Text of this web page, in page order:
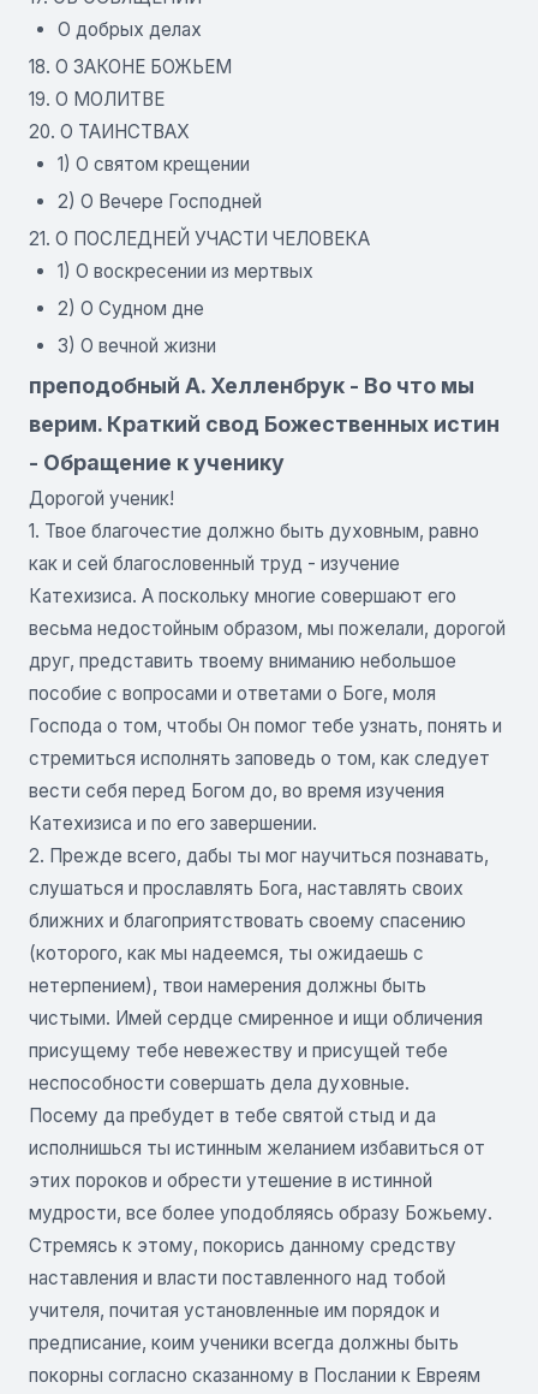
О добрых делах
18. О ЗАКОНЕ БОЖЬЕМ
19. О МОЛИТВЕ
20. О ТАИНСТВАХ
1) О святом крещении
2) О Вечере Господней
21. О ПОСЛЕДНЕЙ УЧАСТИ ЧЕЛОВЕКА
1) О воскресении из мертвых
2) О Судном дне
3) О вечной жизни
преподобный А. Хелленбрук - Во что мы
верим. Краткий свод Божественных истин
- Обращение к ученику
Дорогой ученик!
1. Твое благочестие должно быть духовным, равно
как и сей благословенный труд - изучение
Катехизиса. А поскольку многие совершают его
весьма недостойным образом, мы пожелали, дорогой
друг, представить твоему вниманию небольшое
пособие с вопросами и ответами о Боге, моля
Господа о том, чтобы Он помог тебе узнать, понять и
стремиться исполнять заповедь о том, как следует
вести себя перед Богом до, во время изучения
Катехизиса и по его завершении.
2. Прежде всего, дабы ты мог научиться познавать,
слушаться и прославлять Бога, наставлять своих
ближних и благоприятствовать своему спасению
(которого, как мы надеемся, ты ожидаешь с
нетерпением), твои намерения должны быть
чистыми. Имей сердце смиренное и ищи обличения
присущему тебе невежеству и присущей тебе
неспособности совершать дела духовные.
Посему да пребудет в тебе святой стыд и да
исполнишься ты истинным желанием избавиться от
этих пороков и обрести утешение в истинной
мудрости, все более уподобляясь образу Божьему.
Стремясь к этому, покорись данному средству
наставления и власти поставленного над тобой
учителя, почитая установленные им порядок и
предписание, коим ученики всегда должны быть
покорны согласно сказанному в Послании к Евреям